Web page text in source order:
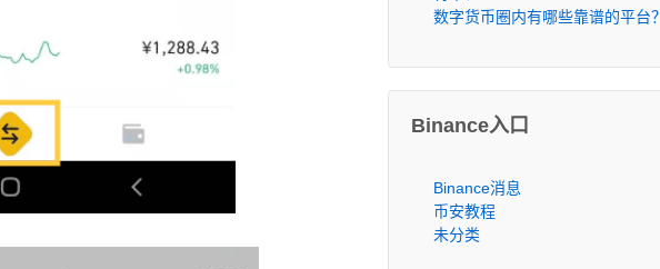
数字货币圈内有哪些靠谱的平台？
Binance入口
Binance消息
币安教程
未分类